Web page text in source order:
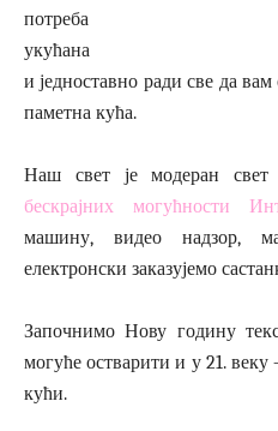
потреба
укућана
и једноставно ради све да
паметна кућа.
Наш свет је модеран
бескрајних могућности
машину, видео надзор,
електронски заказујемо
Започнимо Нову годину
могуће остварити и у 21.
кући.